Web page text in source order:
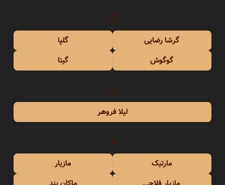
گ
گرشا رضایی
گلپا
گوگوش
گیتا
ل
لیلا فروهر
م
مارتیک
مازیار